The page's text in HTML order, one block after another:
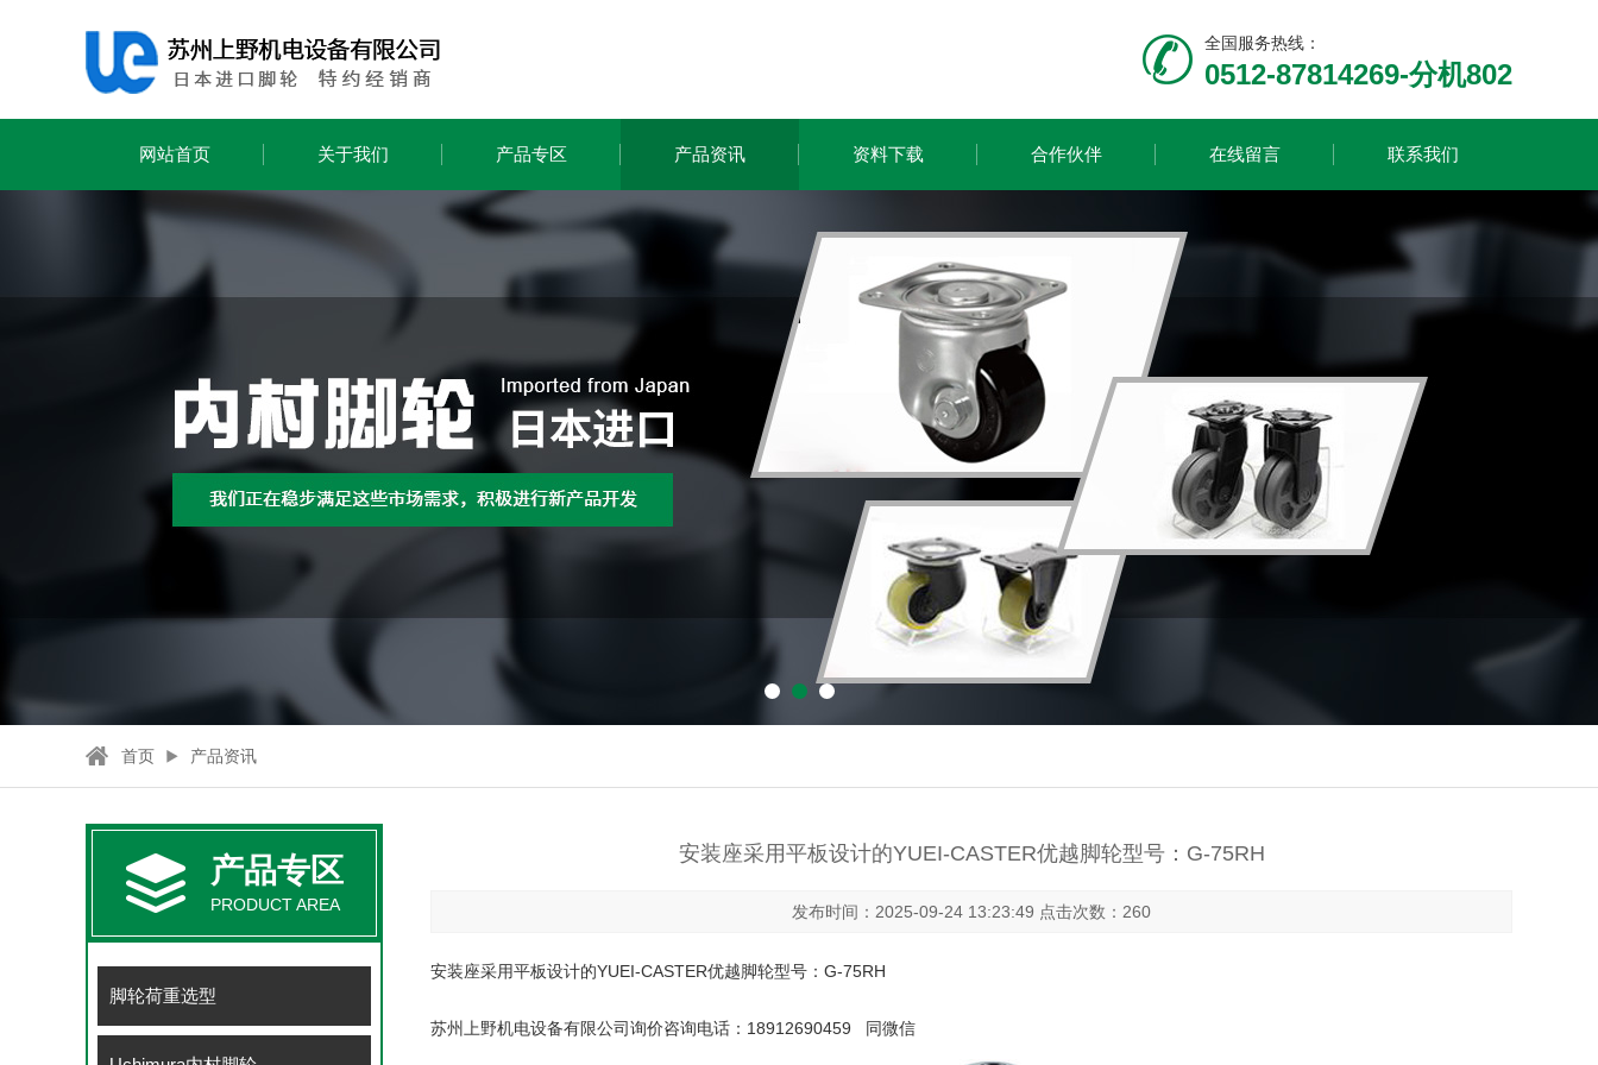
全国服务热线：
0512-87814269-分机802
网站首页 关于我们 产品专区 产品资讯 资料下载 合作伙伴 在线留言 联系我们
首页 产品资讯
产品专区
PRODUCT AREA
脚轮荷重选型
安装座采用平板设计的YUEI-CASTER优越脚轮型号：G-75RH
发布时间：2025-09-24 13:23:49 点击次数：260
安装座采用平板设计的YUEI-CASTER优越脚轮型号：G-75RH
苏州上野机电设备有限公司询价咨询电话：18912690459 同微信